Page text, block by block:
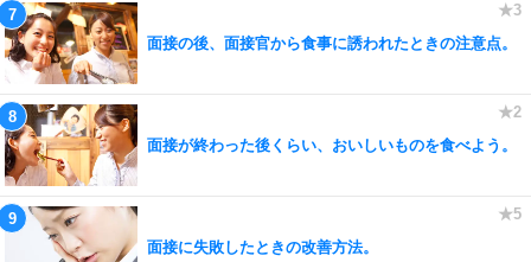
面接の後、面接官から食事に誘われたときの注意点。
面接が終わった後くらい、おいしいものを食べよう。
面接に失敗したときの改善方法。